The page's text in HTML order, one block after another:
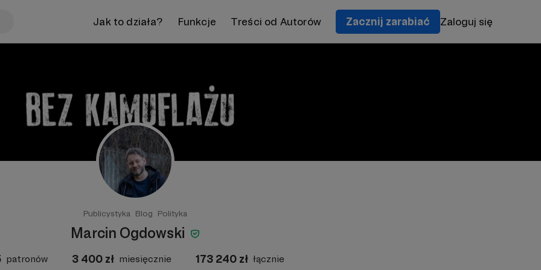
Jak to działa? Funkcje Treści od Autorów Zacznij zarabiać Zaloguj się
Publicystyka Blog Polityka
Marcin Ogdowski
patronów 3 400 zł miesięcznie 173 240 zł łącznie